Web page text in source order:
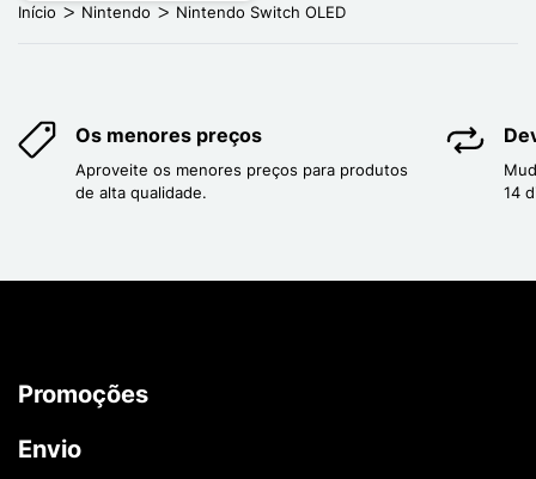
Início Nintendo Nintendo Switch OLED
Os menores preços
Aproveite os menores preços para produtos
de alta qualidade.
14
Promoções
Envio